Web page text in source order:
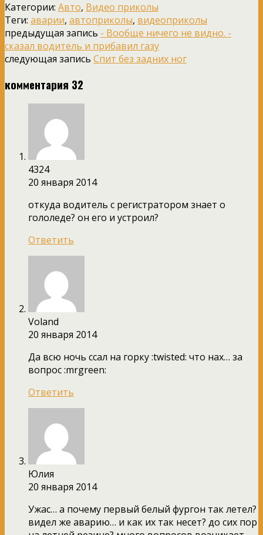
Категории: Авто, Видео приколы
Теги: аварии, автоприколы, видеоприколы
предыдущая запись - Вообще ничего не видно. -
сказал водитель и прибавил газу
следующая запись Спит без задних ног
комментария 32
4324
20 января 2014
откуда водитель с регистратором знает о
гололеде? он его и устроил?
Ответить
Voland
20 января 2014
Да всю ночь ссал на горку :twisted: что нах… за
вопрос :mrgreen:
Ответить
Юлия
20 января 2014
Ужас… а почему первый белый фургон так летел?
видел же аварию… и как их так несет? до сих пор